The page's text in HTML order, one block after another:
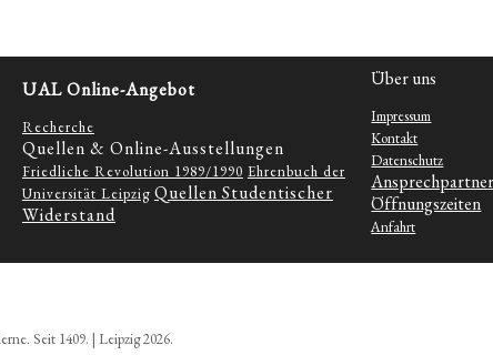
UAL Online-Angebot
Recherche
Quellen & Online-Ausstellungen
Friedliche Revolution 1989/1990 Ehrenbuch der
Universität Leipzig Quellen Studentischer
Widerstand
Über uns
Impressum
Kontakt
Datenschutz
Ansprechpartner
Öffnungszeiten
Anfahrt
Seit 1409. | Leipzig 2026.